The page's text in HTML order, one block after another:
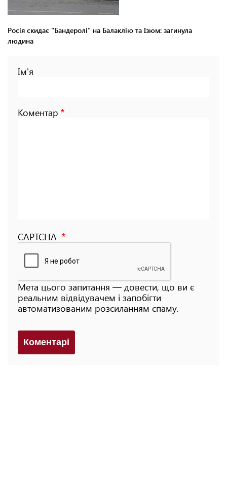
Росія скидає "Бандеролі" на Балаклію та Ізюм: загинула
людина
Ім'я
Коментар
CAPTCHA
Мета цього запитання — довести, що ви є
реальним відвідувачем і запобігти
автоматизованим розсиланням спаму.
Коментарi